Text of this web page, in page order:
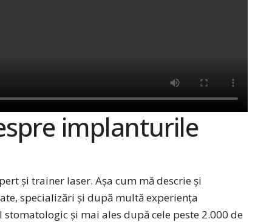
implanturile
și trainer laser. Așa cum mă descrie și
specializări și după multă experiența
și mai ales după cele peste 2.000 de